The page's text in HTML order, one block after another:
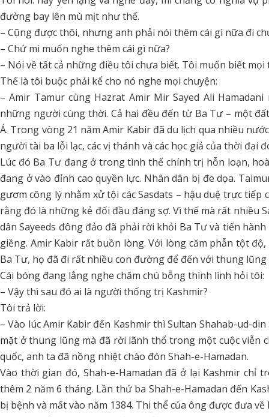
đường bay lên mù mịt như thế.
– Cũng được thôi, nhưng anh phải nói thêm cái gì nữa đi
– Chứ mi muốn nghe thêm cái gì nữa?
– Nói về tất cả những điều tôi chưa biết. Tôi muốn biết
Thế là tôi buộc phải kể cho nó nghe mọi chuyện:
– Amir Tamur cùng Hazrat Amir Mir Sayed Ali
những người cùng thời. Cả hai đều đến từ Ba Tư – một
Á. Trong vòng 21 năm Amir Kabir đã du lịch qua nhiều
người tài ba lỗi lạc, các vị thánh và các học giả của thời đại
Lúc đó Ba Tư đang ở trong tình thế chính trị hỗn loạn,
đang ở vào đỉnh cao quyền lực. Nhân dân bị đe dọa.
gươm công lý nhằm xử tội các Sasdats – hậu duệ trực
rằng đó là những kẻ đối đầu đáng sợ. Vì thế mà rất nhiều
dân Sayeeds đông đảo đã phải rời khỏi Ba Tư và tiến
giềng. Amir Kabir rất buồn lòng. Với lòng căm phẫn tột
Ba Tư, họ đã đi rất nhiều con đường để đến với thung
Cái bóng đang lắng nghe chăm chú bỗng thình lình hỏi tôi:
– Vậy thì sau đó ai là người thống trị Kashmir?
Tôi trả lời:
– Vào lúc Amir Kabir đến Kashmir thì Sultan Shahab-ud-
mặt ở thung lũng mà đã rời lãnh thổ trong một cuộc viễn
quốc, anh ta đã nồng nhiệt chào đón Shah-e-Hamadan.
Vào thời gian đó, Shah-e-Hamadan đã ở lại Kashmir
thêm 2 năm 6 tháng. Lần thứ ba Shah-e-Hamadan đến
bị bệnh và mất vào năm 1384. Thi thể của ông được đưa